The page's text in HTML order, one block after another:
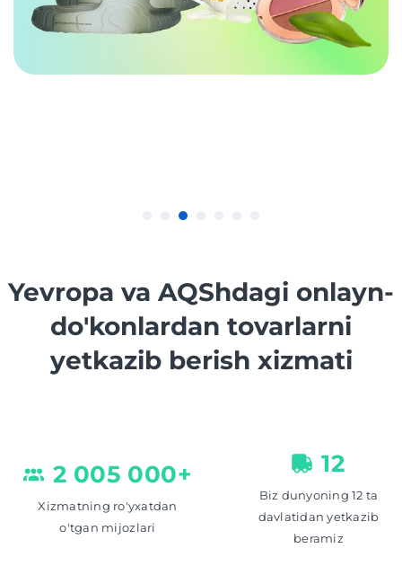
Yevropa va AQShdagi onlayn-
do'konlardan tovarlarni
yetkazib berish xizmati
2 005 000+
Xizmatning ro'yxatdan
o'tgan mijozlari
12
Biz dunyoning 12 ta
davlatidan yetkazib
beramiz